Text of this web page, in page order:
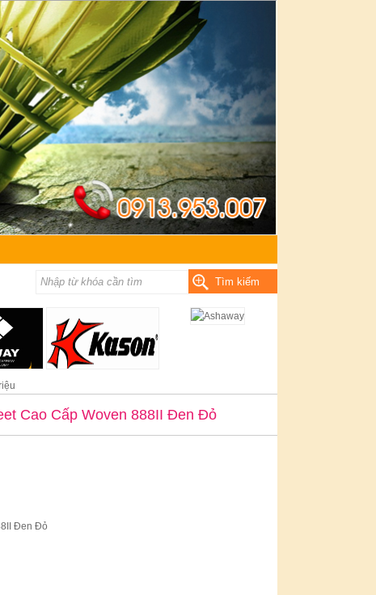
Tìm kiếm
Cao Cấp Woven 888II Đen Đỏ
Đen Đỏ